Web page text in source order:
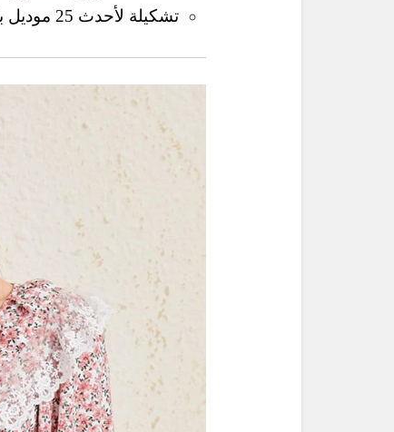
تشكيلة لأحدث 25 موديل بلوزات ستان لهذا الموسم